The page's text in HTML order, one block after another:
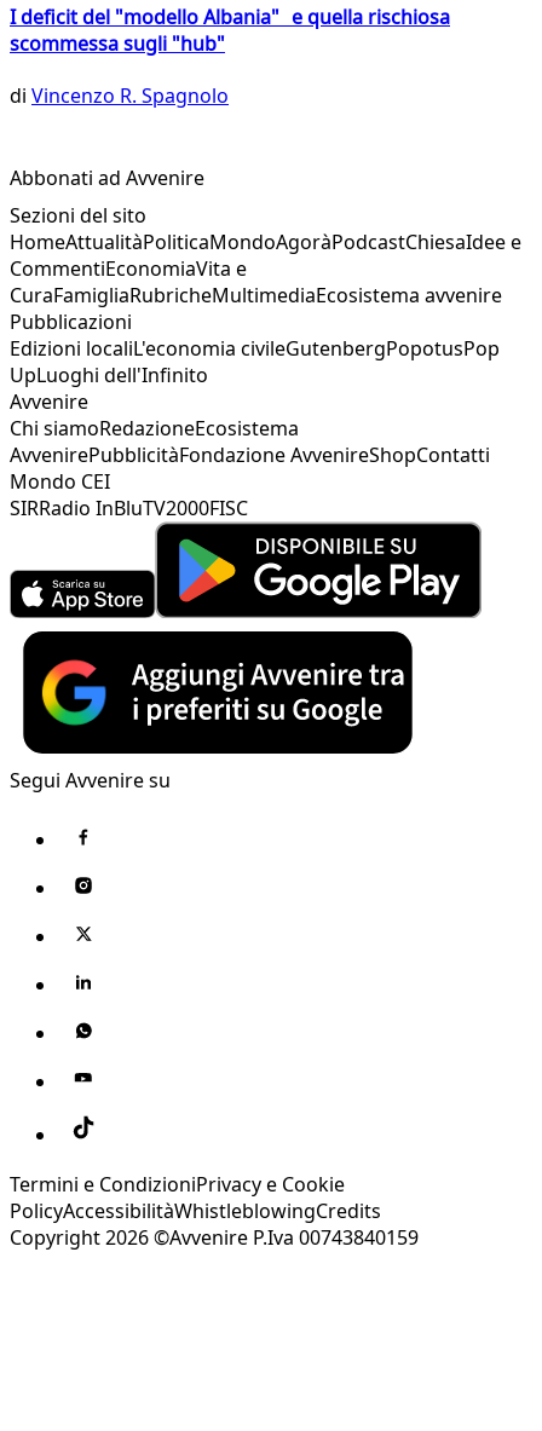
I deficit del "modello Albania" e quella rischiosa
scommessa sugli "hub"
di Vincenzo R. Spagnolo
Abbonati ad Avvenire
Sezioni del sito
HomeAttualitàPoliticaMondoAgoràPodcastChiesaIdee e
CommentiEconomiaVita e
CuraFamigliaRubricheMultimediaEcosistema avvenire
Pubblicazioni
Edizioni localiL'economia civileGutenbergPopotusPop
UpLuoghi dell'Infinito
Avvenire
Chi siamoRedazioneEcosistema
AvvenirePubblicitàFondazione AvvenireShopContatti
Mondo CEI
SIRRadio InBluTV2000FISC
Segui Avvenire su
Termini e CondizioniPrivacy e Cookie
PolicyAccessibilitàWhistleblowingCredits
Copyright 2026 ©Avvenire P.Iva 00743840159